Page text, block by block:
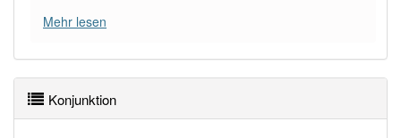
93% unserer Spielapp-Nutzer haben den Artikel
Mehr lesen
Konjunktion